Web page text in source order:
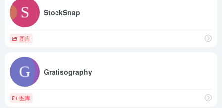
StockSnap
图库
Gratisography
图库